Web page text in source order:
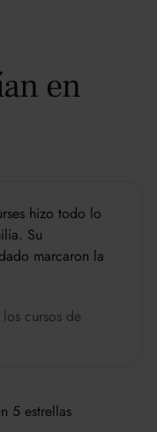
en
hizo todo lo
Su
marcaron la
cursos de
5 estrellas